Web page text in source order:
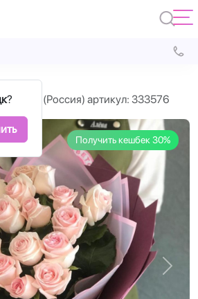
?60 см (Россия) артикул: 333576
Получить кешбек 30%